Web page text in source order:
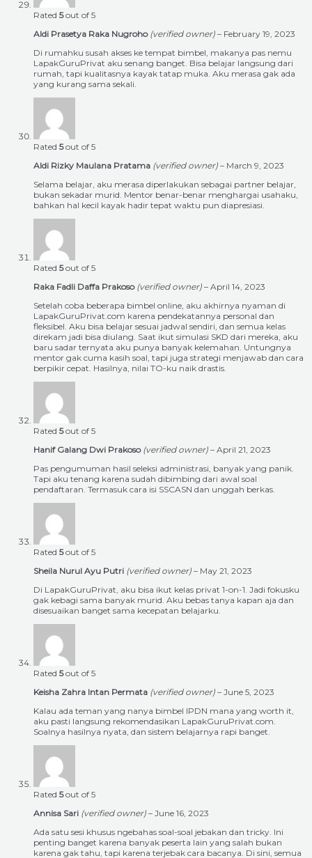
Rated 5out of 5
Aldi Prasetya Raka Nugroho (verified owner) – February 19, 2023
Di rumahku susah akses ke tempat bimbel, makanya pas nemu
LapakGuruPrivat aku senang banget. Bisa belajar langsung dari
rumah, tapi kualitasnya kayak tatap muka. Aku merasa gak ada
yang kurang sama sekali.
Rated 5out of 5
Aldi Rizky Maulana Pratama (verified owner) – March 9, 2023
Selama belajar, aku merasa diperlakukan sebagai partner belajar,
bukan sekadar murid. Mentor benar-benar menghargai usahaku,
bahkan hal kecil kayak hadir tepat waktu pun diapresiasi.
Rated 5out of 5
Raka Fadli Daffa Prakoso (verified owner) – April 14, 2023
Setelah coba beberapa bimbel online, aku akhirnya nyaman di
LapakGuruPrivat.com karena pendekatannya personal dan
fleksibel. Aku bisa belajar sesuai jadwal sendiri, dan semua kelas
direkam jadi bisa diulang. Saat ikut simulasi SKD dari mereka, aku
baru sadar ternyata aku punya banyak kelemahan. Untungnya
mentor gak cuma kasih soal, tapi juga strategi menjawab dan cara
berpikir cepat. Hasilnya, nilai TO-ku naik drastis.
Rated 5out of 5
Hanif Galang Dwi Prakoso (verified owner) – April 21, 2023
Pas pengumuman hasil seleksi administrasi, banyak yang panik.
Tapi aku tenang karena sudah dibimbing dari awal soal
pendaftaran. Termasuk cara isi SSCASN dan unggah berkas.
Rated 5out of 5
Sheila Nurul Ayu Putri (verified owner) – May 21, 2023
Di LapakGuruPrivat, aku bisa ikut kelas privat 1-on-1. Jadi fokusku
gak kebagi sama banyak murid. Aku bebas tanya kapan aja dan
disesuaikan banget sama kecepatan belajarku.
Rated 5out of 5
Keisha Zahra Intan Permata (verified owner) – June 5, 2023
Kalau ada teman yang nanya bimbel IPDN mana yang worth it,
aku pasti langsung rekomendasikan LapakGuruPrivat.com.
Soalnya hasilnya nyata, dan sistem belajarnya rapi banget.
Rated 5out of 5
Annisa Sari (verified owner) – June 16, 2023
Ada satu sesi khusus ngebahas soal-soal jebakan dan tricky. Ini
penting banget karena banyak peserta lain yang salah bukan
karena gak tahu, tapi karena terjebak cara bacanya. Di sini, semua